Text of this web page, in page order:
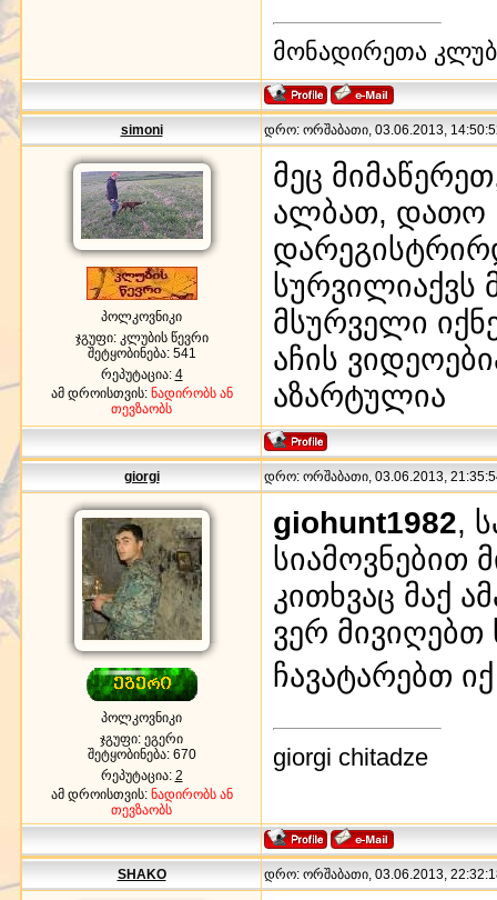
მონადირეთა
simoni დრო: ორშაბათი, 03.06.2013,
პოლკოვნიკი
ჯგუფი: კლუბის წევრი
შეტყობინება: 541
რეპუტაცია: 4
ამ დროისთვის: ნადირობს ან
თევზაობს
მეც
ალბათ, დათო
სურვილიაქვს
მსურველი
აჩის
აზარტულია
giorgi დრო: ორშაბათი, 03.06.2013,
პოლკოვნიკი
ჯგუფი: ეგერი
შეტყობინება: 670
რეპუტაცია: 2
ამ დროისთვის: ნადირობს ან
თევზაობს
giohunt1982,
სიამოვნებით
კითხვაც მაქ
ვერ
ჩავატარებთ
giorgi chitadze
SHAKO დრო: ორშაბათი, 03.06.2013,